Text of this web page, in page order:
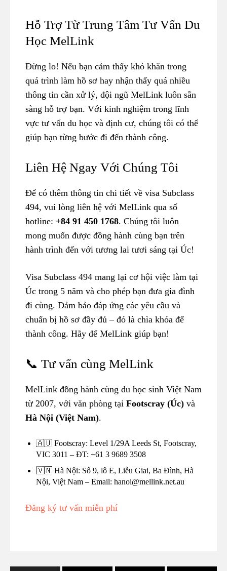
Hỗ Trợ Từ Trung Tâm Tư Vấn Du
Học MelLink
Đừng lo! Nếu bạn cảm thấy khó khăn trong
quá trình làm hồ sơ hay nhận thấy quá nhiều
thông tin cần xử lý, đội ngũ MelLink luôn sẵn
sàng hỗ trợ bạn. Với kinh nghiệm trong lĩnh
vực tư vấn du học và định cư, chúng tôi có thể
giúp bạn từng bước đi đến thành công.
Liên Hệ Ngay Với Chúng Tôi
Để có thêm thông tin chi tiết về visa Subclass
494, vui lòng liên hệ với MelLink qua số
hotline: +84 91 450 1768. Chúng tôi luôn
mong muốn được đồng hành cùng bạn trên
hành trình đến với tương lai tươi sáng tại Úc!
Visa Subclass 494 mang lại cơ hội việc làm tại
Úc trong 5 năm và cho phép bạn đưa gia đình
đi cùng. Đảm bảo đáp ứng các yêu cầu và
chuẩn bị hồ sơ đầy đủ – đó là chìa khóa để
thành công. Hãy để MelLink giúp bạn!
📞 Tư vấn cùng MelLink
MelLink đồng hành cùng du học sinh Việt Nam
từ 2007, với văn phòng tại Footscray (Úc) và
Hà Nội (Việt Nam).
🇦🇺 Footscray: Level 1/29A Leeds St, Footscray,
VIC 3011 – ĐT: +61 3 9689 3508
🇻🇳 Hà Nội: Số 9, lô E, Liễu Giai, Ba Đình, Hà
Nội, Việt Nam – Email: hanoi@mellink.net.au
Đăng ký tư vấn miễn phí